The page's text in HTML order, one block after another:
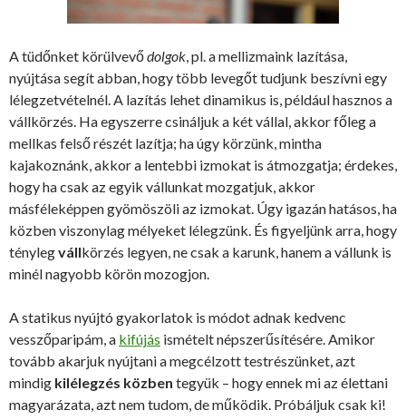
A tüdőnket körülvevődolgok, pl. a mellizmaink lazítása,
nyújtása segít abban, hogy több levegőt tudjunk beszívni egy
lélegzetvételnél. A lazítás lehet dinamikus is, például hasznos a
vállkörzés. Ha egyszerre csináljuk a két vállal, akkor főleg a
mellkas felső részét lazítja; ha úgy körzünk, mintha
kajakoznánk, akkor a lentebbi izmokat is átmozgatja; érdekes,
hogy ha csak az egyik vállunkat mozgatjuk, akkor
másféleképpen gyömöszöli az izmokat. Úgy igazán hatásos, ha
közben viszonylag mélyeket lélegzünk. És figyeljünk arra, hogy
ténylegvállkörzés legyen, ne csak a karunk, hanem a vállunk is
minél nagyobb körön mozogjon.
A statikus nyújtó gyakorlatok is módot adnak kedvenc
vesszőparipám, a kifújás ismételt népszerűsítésére. Amikor
tovább akarjuk nyújtani a megcélzott testrészünket, azt
mindig kilélegzés közben tegyük – hogy ennek mi az élettani
magyarázata, azt nem tudom, de működik. Próbáljuk csak ki!